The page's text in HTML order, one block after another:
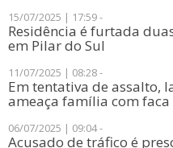
15/07/2025 | 17:59 -
Residência é furtada
em Pilar do Sul
11/07/2025 | 08:28 -
Em tentativa de assalto,
ameaça família com faca
06/07/2025 | 09:04 -
Acusado de tráfico é